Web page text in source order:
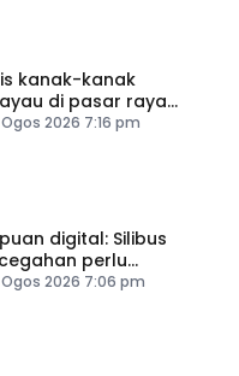
kanak-kanak
di pasar raya
diminta tampil
2026 7:16 pm
digital: Silibus
perlu
– PPIM
2026 7:06 pm